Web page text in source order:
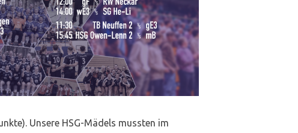
Unsere HSG-Mädels mussten im